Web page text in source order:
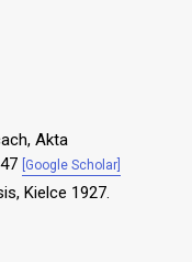
Akta
[Google Scholar]
Kielce 1927.